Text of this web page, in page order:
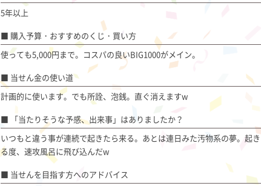
5年以上
購入予算・おすすめのくじ・買い方
使っても5,000円まで。コスパの良いBIG1000がメイン。
当せん金の使い道
計画的に使います。でも所詮、泡銭。直ぐ消えますw
「当たりそうな予感、出来事」はありましたか？
いつもと違う事が連続で起きたら来る。あとは連日みた汚物系の夢。起き
る度、速攻風呂に飛び込んだw
当せんを目指す方へのアドバイス